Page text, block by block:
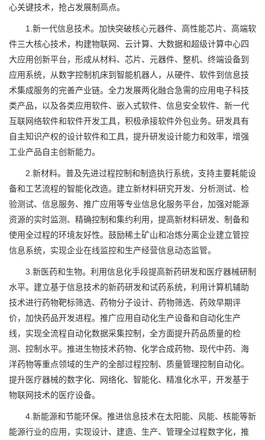
心关键技术，抢占发展制高点。
1.新一代信息技术。加快突破核心元器件、高性能芯片、高端软
件三大核心技术，构建物联网、云计算、大数据和超级计算中心四
大应用创新平台，形成从材料、芯片、元器件、整机、终端设备到
应用系统，从数字控制机床到智能机器人，从硬件、软件到信息技
术集成服务的完善产业链。全力发展两化融合急需的应用电子科技
类产品，以及各类应用软件、嵌入式软件、信息安全软件、新一代
互联网络软件和软件开发工具，积极承接软件外包业务。研发具有
自主知识产权的设计软件和工具，提升研发设计能力和效率，增强
工业产品自主创新能力。
2.新材料。普及先进过程控制和制造执行系统，支持主要耗能设
备和工艺流程的智能化改造。建立新材料研究开发、分析测试、检
验测试、信息服务、推广应用等专业信息化服务平台，加强对能源
资源的实时监测、精确控制和集约利用，提高新材料研发、制备和
使用全过程的环境友好性。鼓励稀土矿山和冶炼分离企业建立管控
信息系统，实现企业在线监控和生产经营信息动态监管。
3.新医药和生物。利用信息化手段提高新药研发和医疗器械研制
水平。建立基于信息技术的新药研发和试药系统，利用计算机辅助
技术进行药物靶标筛选、药物分子设计、药物筛选、药效早期评
价，加快药品开发进程。推广应用自动化生产设备和自动化生产
线，实现全流程自动化数据采集控制，全方面提升药品质量的检
测、控制水平。推进生物技术药物、化学合成药物、现代中药、海
洋药物等重点领域的生产的全部过程控制、质量管理控制自动化。
提升医疗器械的数字化、网络化、智能化、精准化水平，开发基于
物联网技术的医疗设备。
4.新能源和节能环保。推进信息技术在太阳能、风能、核能等新
能源行业的应用，实现设计、建造、生产、管理全过程数字化，推